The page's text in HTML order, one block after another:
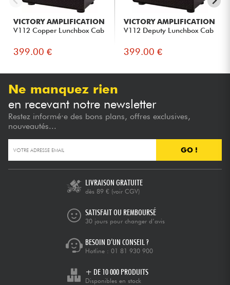
VICTORY AMPLIFICATION
V112 Copper Lunchbox Cab
399.00 €
VICTORY AMPLIFICATION
V112 Deputy Lunchbox Cab
399.00 €
Ne manquez rien
en recevant notre newsletter
Restez informé·e des bons plans, offres exclusives,
nouveautés...
GO !
LIVRAISON GRATUITE
dès 89 € (voir CGV)
SATISFAIT OU REMBOURSÉ
30 jours pour changer d’avis
BESOIN D’UN CONSEIL ?
Hotline : 01 81 930 900
+ DE 10 000 PRODUITS
Disponibles en stock